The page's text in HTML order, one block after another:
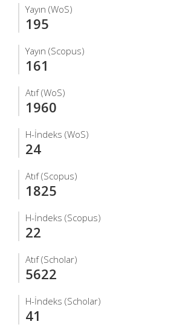
Yayın (WoS)
195
Yayın (Scopus)
161
Atıf (WoS)
1960
H-İndeks (WoS)
24
Atıf (Scopus)
1825
H-İndeks (Scopus)
22
Atıf (Scholar)
5622
H-İndeks (Scholar)
41